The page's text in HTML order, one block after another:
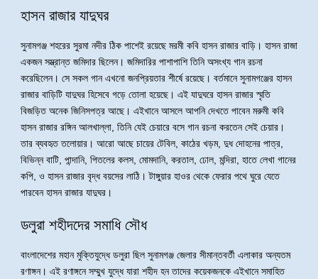
হাসন রাজার যাদুঘর
সুনামগঞ্জ শহরের সুরমা নদীর ঠিক পাশেই রয়েছে মরমী কবি হাসন রাজার বাড়ি। হাসন রাজা
একজন সম্ভ্রান্ত জমিদার ছিলেন। জমিদারির পাশাপাশি তিনি অসংখ্য গান রচনা
করেছিলেন। সে সকল গান এখনো জনপ্রিয়তার শীর্ষে রয়েছে। বর্তমানে সুনামগঞ্জের হাসন
রাজার বাড়িটি যাদুঘর হিসেবে গড়ে তোলা হয়েছে। এই যাদুঘরে হাসন রাজার স্মৃতি
বিজড়িত অনেক জিনিসপত্র আছে। এইখানে আসলে আপনি দেখতে পাবেন মরুমী কবি
হাসন রাজার রঙ্গিন আলখাল্লা, তিনি যেই চেয়ারে বসে গান রচনা করতেন সেই চেয়ার।
তার ব্যবহৃত তলোয়ার। আরো আছে চায়ের টেবিল, কাঠের খড়ম, দুধ দোহনের পাত্র,
বিভিন্ন বাটি, পান্দানি, পিতলের কলস, মোমদানি, করতাল, ঢোল, মন্দিরা, হাতে লেখা গানের
কপি, ও হাসন রাজার বৃদ্ধ বয়সের লাঠি। টাঙ্গুয়ার হাওর থেকে ফেরার পথে ঘুরে যেতে
পারবেন হাসন রাজার যাদুঘর।
ডলুরা শহীদদের সমাধি সৌধ
বাংলাদেশের মহান মুক্তিযুদ্ধে ডলুরা ছিল সুনামগঞ্জ জেলার সীমান্তবর্তী এলাকার অন্যতম
রণাঙ্গন। এই রণাঙ্গনে সম্মুখ যুদ্ধে যারা শহীদ হন তাদের কয়েকজনকে এইখানে সমাহিত